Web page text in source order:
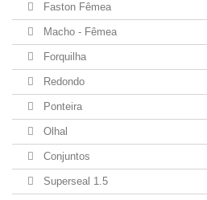
Faston Fêmea
Macho - Fêmea
Forquilha
Redondo
Ponteira
Olhal
Conjuntos
Superseal 1.5